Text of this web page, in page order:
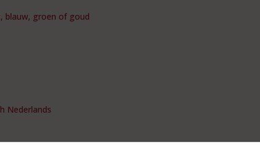
blauw, groen of goud
Nederlands